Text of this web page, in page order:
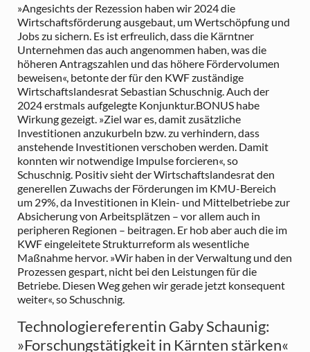
»Angesichts der Rezession haben wir 2024 die
Wirtschaftsförderung ausgebaut, um Wertschöpfung und
Jobs zu sichern. Es ist erfreulich, dass die Kärntner
Unternehmen das auch angenommen haben, was die
höheren Antragszahlen und das höhere Fördervolumen
beweisen«, betonte der für den KWF zuständige
Wirtschaftslandesrat Sebastian Schuschnig. Auch der
2024 erstmals aufgelegte Konjunktur.BONUS habe
Wirkung gezeigt. »Ziel war es, damit zusätzliche
Investitionen anzukurbeln bzw. zu verhindern, dass
anstehende Investitionen verschoben werden. Damit
konnten wir notwendige Impulse forcieren«, so
Schuschnig. Positiv sieht der Wirtschaftslandesrat den
generellen Zuwachs der Förderungen im KMU-Bereich
um 29%, da Investitionen in Klein- und Mittelbetriebe zur
Absicherung von Arbeitsplätzen – vor allem auch in
peripheren Regionen – beitragen. Er hob aber auch die im
KWF eingeleitete Strukturreform als wesentliche
Maßnahme hervor. »Wir haben in der Verwaltung und den
Prozessen gespart, nicht bei den Leistungen für die
Betriebe. Diesen Weg gehen wir gerade jetzt konsequent
weiter«, so Schuschnig.
Technologiereferentin Gaby Schaunig:
»Forschungstätigkeit in Kärnten stärken«